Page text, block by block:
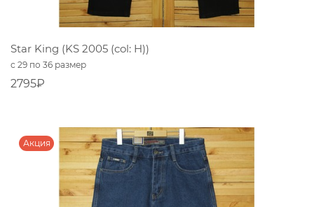
Star King (KS 2005 (col: H))
с 29 по 36 размер
2795₽